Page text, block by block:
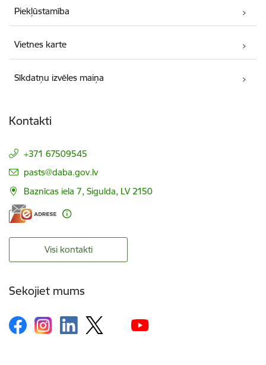
Piekļūstamība
Vietnes karte
Sīkdatņu izvēles maiņa
Kontakti
+371 67509545
E-pasts:
pasts@daba.gov.lv
Baznīcas iela 7, Sigulda, LV 2150
Visi kontakti
Sekojiet mums